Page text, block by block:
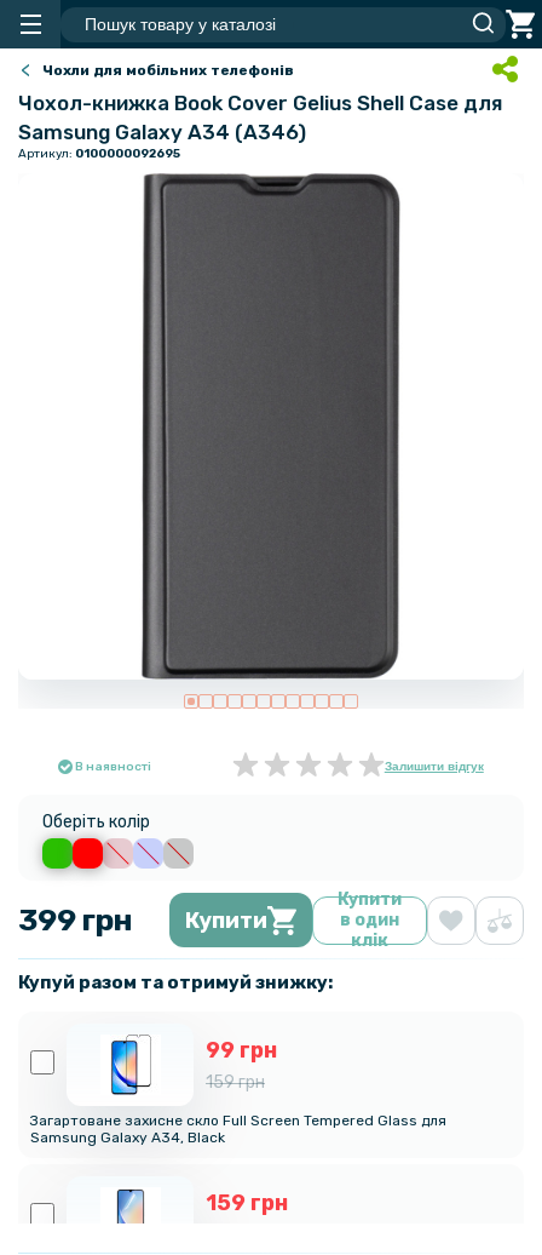
Чохли для мобільних телефонів
Чохол-книжка Book Cover Gelius Shell Case для
Samsung Galaxy A34 (A346)
Артикул: 0100000092695
В наявності Залишити відгук
Оберіть колір
399 грн Купити
Купити
в один
клік
Купуй разом та отримуй знижку:
99 грн
159 грн
Загартоване захисне скло Full Screen Tempered Glass для
Samsung Galaxy A34, Black
159 грн